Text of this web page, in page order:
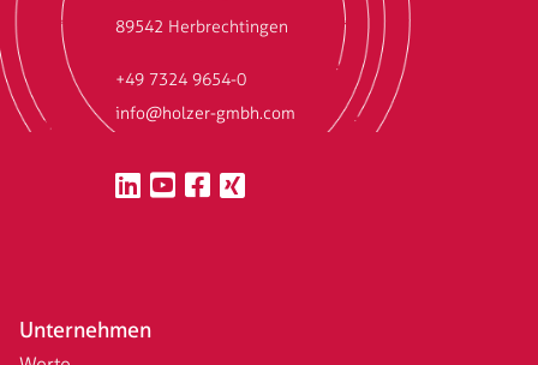
89542 Herbrechtingen
+49 7324 9654-0
info@holzer-gmbh.com
Unternehmen